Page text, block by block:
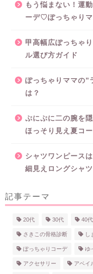
もう悩まない！運
ーデ♡ぽっちゃり
甲高幅広ぽっちゃ
ル選び方ガイド
ぽっちゃりママの”
は？
ぷにぷに二の腕を
ほっそり見え夏コ
シャツワンピース
細見えロングシャ
記事テーマ
20代 30代 40代
さきこの骨格診断 し
ぽっちゃりコーデ ゆ
アクセサリー アベイ